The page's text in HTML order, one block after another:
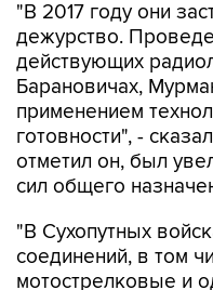
"В 2017 году они
дежурство.
действующих
Барановичах,
применением
готовности", -
отметил он, был
сил общего
"В Сухопутных
соединений, в том
мотострелковые и